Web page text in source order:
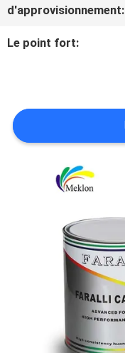
DEMANDE
DE
SOUMISSION
d'approvisionnement:
Le point fort: